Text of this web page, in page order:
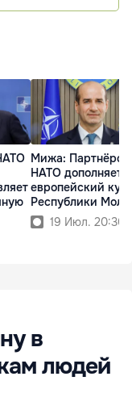
Мижа:
НАТО дополняет
европейский
Республики
19 Июл. 20:30
в
людей